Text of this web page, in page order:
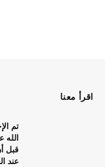
اقرأ معنا
تم
الله
قبل
عند